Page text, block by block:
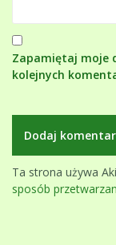
Zapamiętaj moje
kolejnych
Ta strona używa
sposób